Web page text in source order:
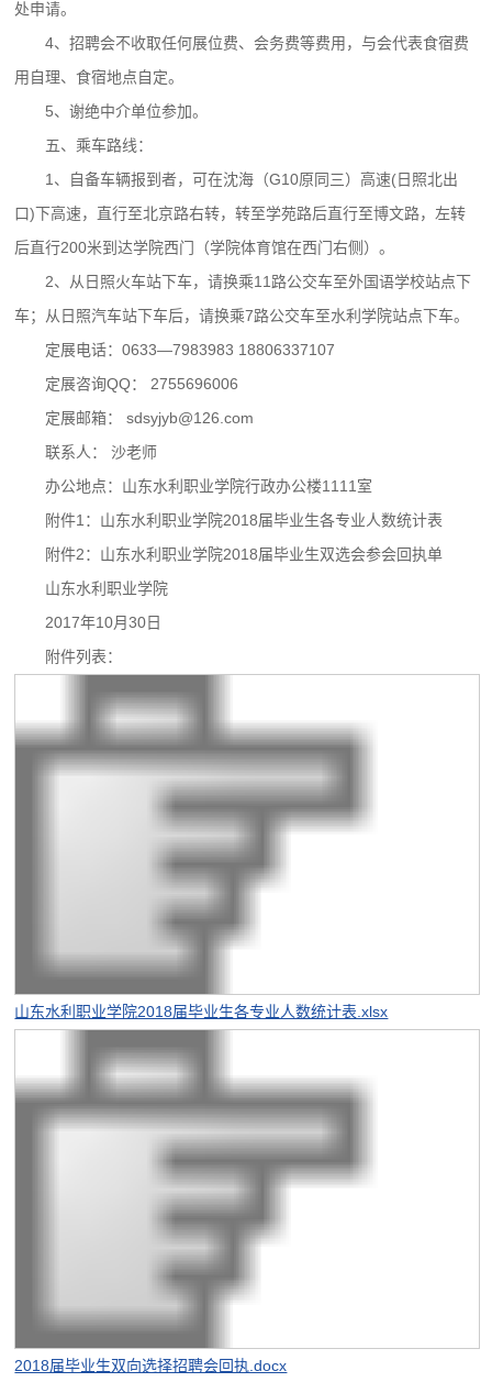
处申请。
4、招聘会不收取任何展位费、会务费等费用，与会代表食宿费
用自理、食宿地点自定。
5、谢绝中介单位参加。
五、乘车路线：
1、自备车辆报到者，可在沈海（G10原同三）高速(日照北出
口)下高速，直行至北京路右转，转至学苑路后直行至博文路，左转
后直行200米到达学院西门（学院体育馆在西门右侧）。
2、从日照火车站下车，请换乘11路公交车至外国语学校站点下
车；从日照汽车站下车后，请换乘7路公交车至水利学院站点下车。
定展电话：0633—7983983 18806337107
定展咨询QQ： 2755696006
定展邮箱： sdsyjyb@126.com
联系人： 沙老师
办公地点：山东水利职业学院行政办公楼1111室
附件1：山东水利职业学院2018届毕业生各专业人数统计表
附件2：山东水利职业学院2018届毕业生双选会参会回执单
山东水利职业学院
2017年10月30日
附件列表：
山东水利职业学院2018届毕业生各专业人数统计表.xlsx
2018届毕业生双向选择招聘会回执.docx